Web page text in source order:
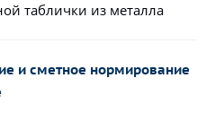
таблички из металла
и сметное нормирование